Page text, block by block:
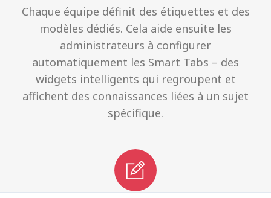
Chaque équipe définit des étiquettes et des
modèles dédiés. Cela aide ensuite les
administrateurs à configurer
automatiquement les Smart Tabs – des
widgets intelligents qui regroupent et
affichent des connaissances liées à un sujet
spécifique.